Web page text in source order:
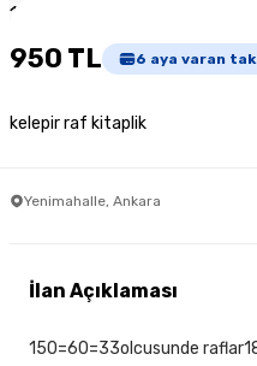
1
950 TL 6 aya varan
kelepir raf kitaplik
Yenimahalle, Ankara
İlan Açıklaması
150=60=33olcusunde